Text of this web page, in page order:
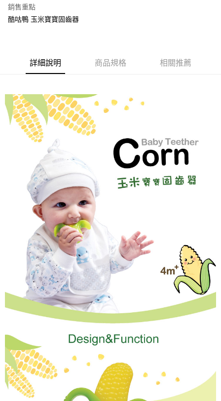
元大商業銀行
台新國際商業銀行
悠遊付
Google Pay
AFTEE先享後付
相關說明
AFTEE先享後付是「在收到商品之後才付款」的支付方式。 讓您購物簡單
便利好安心！
１．簡單：不需註冊會員、不需綁卡、不需儲值。
２．便利：只要手機號碼，簡訊認證，即可結帳。
３．安心：先確認商品／服務後，再付款。
【「AFTEE先享後付」結帳流程】
１．於結帳方式選擇「AFTEE先享後付」後，將跳轉至「AFTEE先享後付」
結帳頁面，進行簡訊認證並確認金額後，即可完成結帳。
２．訂單成立數日內，您將收到繳費通知簡訊。
３．收到繳費通知簡訊後14天內，點擊此簡訊中的連結，可透過四大超商／
ATM／網路銀行／等多元方式進行付款，方視為交易完成。
※ 請注意：結帳手續完成當下不需立刻繳費，但若您需要取消訂單，請聯絡
購買商品的店家。未經商家同意取消之訂單仍視為有效，需透過AFTEE先享
後付繳納相關費用。
※ 交易是否成功請以「AFTEE先享後付 」之結帳頁面顯示為準，若有關於
是否繳費成功／繳費後需取消欲退款等相關疑問，請聯繫「AFTEE先享後付
客戶支援中心」https://netprotections.freshdesk.com/support/home
【注意事項】
１．透過由恩沛科技股份有限公司提供之「AFTEE先享後付」服務完成之交
易，需依本服務之必要範圍內提供個人資料，並將交易相關給付款項請求債
權轉讓予恩沛科技股份有限公司。
２．關於個人資料處理事宜，請瀏覽以下網址：
https://aftee.tw/terms/#terms3
３．未成年的使用者請事先徵得法定代理人或監護人之同意方可使用
「AFTEE先享後付」，若未經同意申辦者引起之損失，本公司不負相關責
４．使用「AFTEE先享後付」時，將依據個別帳號之用戶狀況，依本公司即
時審查核予不同之上限額度；若仍有額度不足之情形，本公司將視審查結果
請求用戶進行身份認證。
５．嚴禁一人註冊多個帳號或使用他人資訊註冊。若發現惡意使用之情形，
恩沛科技股份有限公司將有權停止該用戶之使用額度並採取法律行動。
運送方式
全家取貨付款
每筆NT$150，滿NT$799(含以上)免運費
7-11取貨付款
每筆NT$150，滿NT$799(含以上)免運費
每筆NT$150，滿NT$1,299(含以上)免運費
銷售重點
酷咕鴨 玉米寶寶固齒器
詳細說明 商品規格 相關推薦